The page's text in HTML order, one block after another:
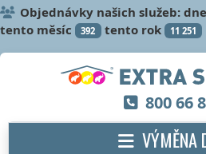
Objednávky našich služeb:
tento měsíc 392 tento rok 11 251
800 66
VÝMĚNA